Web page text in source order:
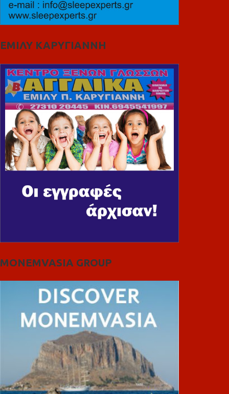
ΕΜΙΛΥ ΚΑΡΥΓΙΑΝΝΗ
MONEMVASIA GROUP